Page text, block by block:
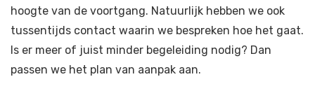
hoogte van de voortgang. Natuurlijk hebben we ook
tussentijds contact waarin we bespreken hoe het gaat.
Is er meer of juist minder begeleiding nodig? Dan
passen we het plan van aanpak aan.